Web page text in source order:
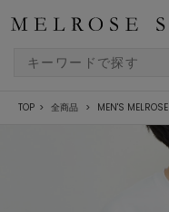
TOP 全商品 MEN'S MELROSE